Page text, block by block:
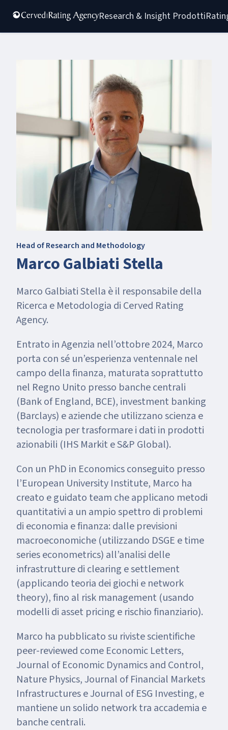
Research & Insight Prodotti
Head of Research and Methodology
Marco Galbiati Stella
Marco Galbiati Stella è il responsabile della
Ricerca e Metodologia di Cerved Rating
Agency.
Entrato in Agenzia nell’ottobre 2024, Marco
porta con sé un’esperienza ventennale nel
campo della finanza, maturata soprattutto
nel Regno Unito presso banche centrali
(Bank of England, BCE), investment banking
(Barclays) e aziende che utilizzano scienza e
tecnologia per trasformare i dati in prodotti
azionabili (IHS Markit e S&P Global).
Con un PhD in Economics conseguito presso
l’European University Institute, Marco ha
creato e guidato team che applicano metodi
quantitativi a un ampio spettro di problemi
di economia e finanza: dalle previsioni
macroeconomiche (utilizzando DSGE e time
series econometrics) all’analisi delle
infrastrutture di clearing e settlement
(applicando teoria dei giochi e network
theory), fino al risk management (usando
modelli di asset pricing e rischio finanziario).
Marco ha pubblicato su riviste scientifiche
peer-reviewed come Economic Letters,
Journal of Economic Dynamics and Control,
Nature Physics, Journal of Financial Markets
Infrastructures e Journal of ESG Investing, e
mantiene un solido network tra accademia e
banche centrali.